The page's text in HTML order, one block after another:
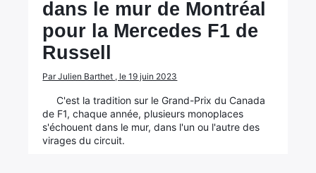
dans le mur de Montréal
pour la Mercedes F1 de
Russell
Par Julien Barthet , le 19 juin 2023
C'est la tradition sur le Grand-Prix du Canada
de F1, chaque année, plusieurs monoplaces
s'échouent dans le mur, dans l'un ou l'autre des
virages du circuit.